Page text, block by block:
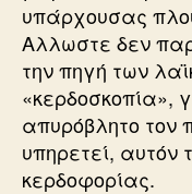
υπάρχουσας
Αλλωστε δεν
την πηγή των
«κερδοσκοπία»,
απυρόβλητο τον
υπηρετεί, αυτόν
κερδοφορίας.